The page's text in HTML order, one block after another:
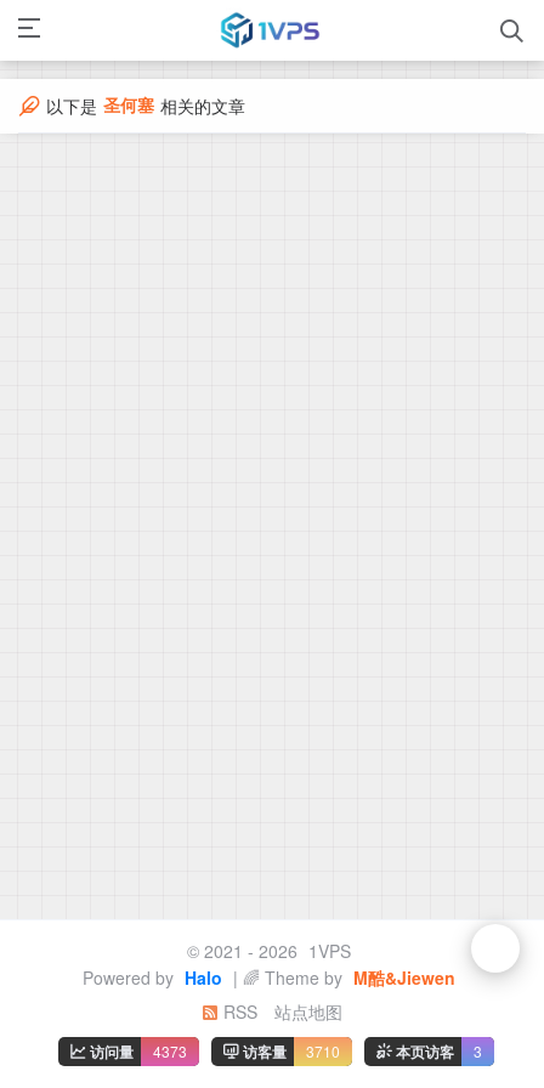
以下是 圣何塞 相关的文章
© 2021 - 2026 1VPS
Powered by Halo | 🌈 Theme by M酷&Jiewen
RSS
站点地图
访问量 4373 访客量 3710 本页访客 3